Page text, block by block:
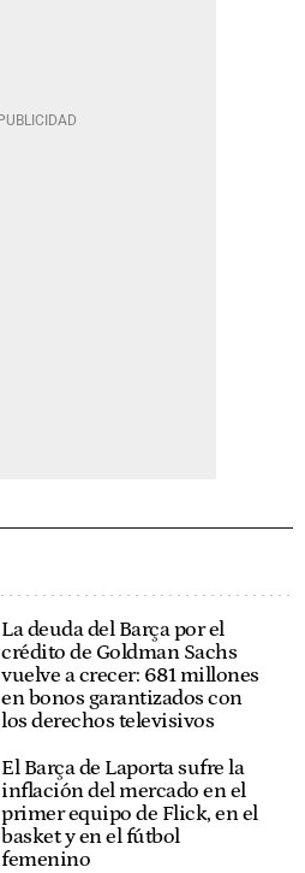
La deuda del Barça por el
crédito de Goldman Sachs
vuelve a crecer: 681 millones
en bonos garantizados con
los derechos televisivos
El Barça de Laporta sufre la
inflación del mercado en el
primer equipo de Flick, en el
basket y en el fútbol
femenino